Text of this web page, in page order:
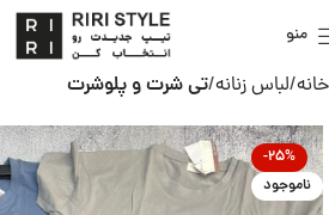
منو
خانه لباس زنانه تی شرت و پلوشرت
-25%
ناموجود